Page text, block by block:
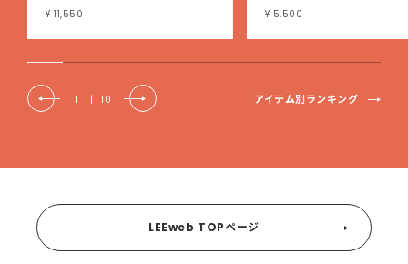
¥ 11,550 ¥ 5,500
1 | 10 アイテム別ランキング
LEEweb TOPページ